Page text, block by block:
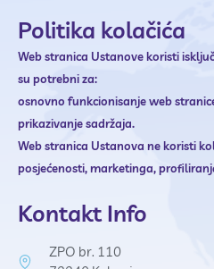
Politika kolačića
Web stranica Ustanovekoristi
su potrebni za:
osnovno funkcionisanje web
prikazivanje sadržaja.
Web stranica Ustanova nekoristi
posjećenosti,marketinga,
Kontakt Info
ZPO br. 110